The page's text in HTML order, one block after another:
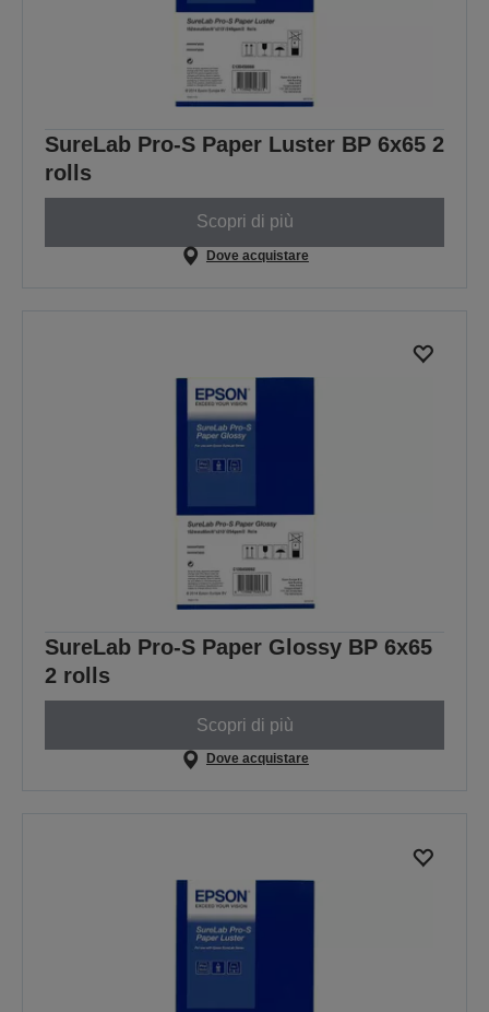
SureLab Pro-S Paper Luster BP 6x65 2
rolls
Scopri di più
Dove acquistare
SureLab Pro-S Paper Glossy BP 6x65
2 rolls
Scopri di più
Dove acquistare